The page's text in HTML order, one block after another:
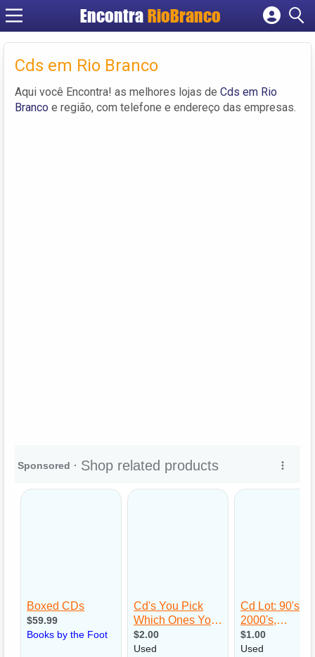
Encontra RioBranco
Cadastrar empresa
Criar conta
Cds em Rio Branco
Aqui você Encontra! as melhores lojas de Cds em Rio
Branco e região, com telefone e endereço das empresas.